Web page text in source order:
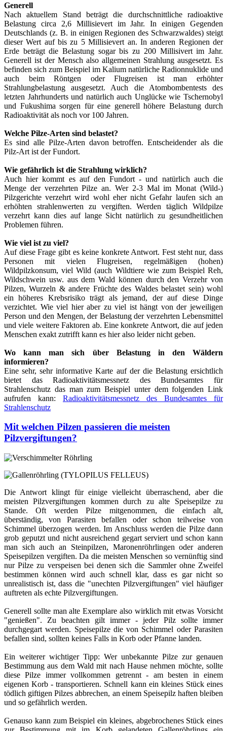
Generell
Nach aktuellem Stand beträgt die durchschnittliche radioaktive
Belastung circa 2,6 Millisievert im Jahr. In einigen Gegenden
Deutschlands (z. B. in einigen Regionen des Schwarzwaldes) steigt
dieser Wert auf bis zu 5 Millisievert an. In anderen Regionen der
Erde beträgt die Belastung sogar bis zu 200 Millisivert im Jahr.
Generell ist der Mensch also allgemeinen Strahlung ausgesetzt. Es
befinden sich zum Beispiel im Kalium natürliche Radionnuklide und
auch beim Röntgen oder Flugreisen ist man erhöhter
Strahlungbelastung ausgesetzt. Auch die Atombombentests des
letzten Jahrhunderts und natürlich auch Unglücke wie Tschernobyl
und Fukushima sorgen für eine generell höhere Belastung durch
Radioaktivität als noch vor 100 Jahren.
Welche Pilze-Arten sind belastet?
Es sind alle Pilze-Arten davon betroffen. Entscheidender als die
Pilz-Art ist der Fundort.
Wie gefährlich ist die Strahlung wirklich?
Auch hier kommt es auf den Fundort - und natürlich auch die
Menge der verzehrten Pilze an. Wer 2-3 Mal im Monat (Wild-)
Pilzgerichte verzehrt wird wohl eher nicht Gefahr laufen sich an
erhöhten strahlenwerten zu vergiften. Werden täglich Wildpilze
verzehrt kann dies auf lange Sicht natürlich zu gesundheitlichen
Problemen führen.
Wie viel ist zu viel?
Auf diese Frage gibt es keine konkrete Antwort. Fest steht nur, dass
Personen mit vielen Flugreisen, regelmäßigen (hohen)
Wildpilzkonsum, viel Wild (auch Wildtiere wie zum Beispiel Reh,
Wildschwein usw. aus dem Wald können durch den Verzehr von
Pilzen, Wurzeln & andere Früchte des Waldes belastet sein) wohl
ein höheres Krebsrisiko trägt als jemand, der auf diese Dinge
verzichtet. Wie viel hier aber zu viel ist hängt von der jeweiligen
Person und den Mengen, der Belastung der verzehrten Lebensmittel
und viele weitere Faktoren ab. Eine konkrete Antwort, die auf jeden
Menschen exakt zutrifft kann es hier also leider nicht geben.
Wo kann man sich über Belastung in den Wäldern
informieren?
Eine sehr, sehr informative Karte auf der die Belastung ersichtlich
bietet das Radioaktivitätsmessnetz des Bundesamtes für
Strahlenschutz das man zum Beispiel unter dem folgenden Link
aufrufen kann: Radioaktivitätsmessnetz des Bundesamtes für
Strahlenschutz
Mit welchen Pilzen passieren die meisten
Pilzvergiftungen?
Die Antwort klingt für einige vielleicht überraschend, aber die
meisten Pilzvergiftungen kommen durch zu alte Speisepilze zu
Stande. Oft werden Pilze mitgenommen, die einfach alt,
überständig, von Parasiten befallen oder schon teilweise von
Schimmel überzogen werden. Im Anschluss werden die Pilze dann
grob geputzt und nicht ausreichend gegart serviert und schon kann
man sich auch an Steinpilzen, Maronenröhrlingen oder anderen
Speisepilzen vergiften. Da die meisten Menschen so vernünftig sind
nur Pilze zu verspeisen bei denen sich die Sammler ohne Zweifel
bestimmen können wird auch schnell klar, dass es gar nicht so
unrealistisch ist, dass die "unechten Pilzvergiftungen" viel häufiger
auftreten als echte Pilzvergiftungen.
Generell sollte man alte Exemplare also wirklich mit etwas Vorsicht
"genießen". Zu beachten gilt immer - jeder Pilz sollte immer
durchgegart werden. Speisepilze die von Schimmel oder Parasiten
befallen sind, sollten keines Falls in Korb oder Pfanne landen.
Ein weiterer wichtiger Tipp: Wer unbekannte Pilze zur genauen
Bestimmung aus dem Wald mit nach Hause nehmen möchte, sollte
diese Pilze immer vollkommen getrennt - am besten in einem
eigenen Korb - transportieren. Schnell kann ein kleines Stück eines
tödlich giftigen Pilzes abbrechen, an einem Speisepilz haften bleiben
und so gefährlich werden.
Genauso kann zum Beispiel ein kleines, abgebrochenes Stück eines